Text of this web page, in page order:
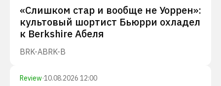
«Слишком стар и вообще не Уоррен»:
культовый шортист Бьюрри охладел
к Berkshire Абеля
BRK-ABRK-B
Review·10.08.2026 12:00